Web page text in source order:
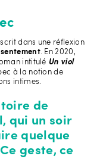
dans une réflexion
. En 2020,
intitulé Un viol
à la notion de
intimes.
de
qui un soir
quelque
geste, ce